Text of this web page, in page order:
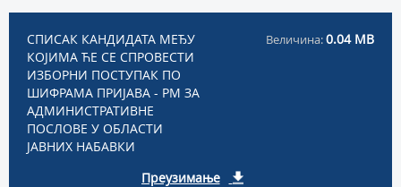
СПИСАК КАНДИДАТА МЕЂУ
КОЈИМА ЋЕ СЕ СПРОВЕСТИ
ИЗБОРНИ ПОСТУПАК ПО
ШИФРАМА ПРИЈАВА - РМ ЗА
АДМИНИСТРАТИВНЕ
ПОСЛОВЕ У ОБЛАСТИ
ЈАВНИХ НАБАВКИ
Величина:0.04 MB
Преузимање